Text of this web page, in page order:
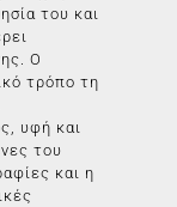
του και
Ο
τρόπο τη
υφή και
του
και η